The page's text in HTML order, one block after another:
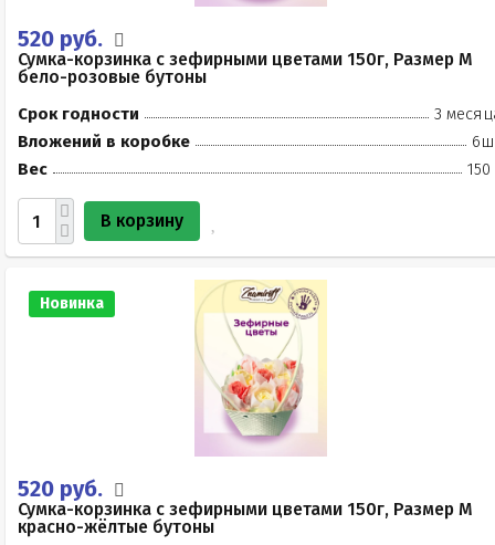
520 руб.
Сумка-корзинка с зефирными цветами 150г, Размер М
бело-розовые бутоны
Срок годности
3
Вложений в коробке
Вес
150
В корзину
Новинка
520 руб.
Сумка-корзинка с зефирными цветами 150г, Размер М
красно-жёлтые бутоны